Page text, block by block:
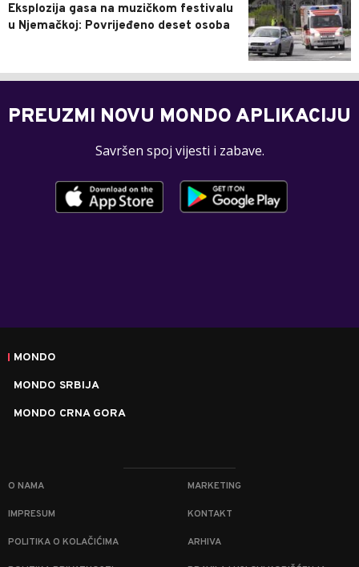
Eksplozija gasa na muzičkom festivalu
u Njemačkoj: Povrijeđeno deset osoba
PREUZMI NOVU MONDO APLIKACIJU
Savršen spoj vijesti i zabave.
MONDO
MONDO SRBIJA
MONDO CRNA GORA
O NAMA MARKETING
IMPRESUM KONTAKT
POLITIKA O KOLAČIĆIMA ARHIVA